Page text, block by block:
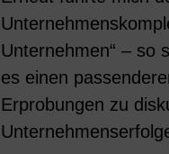
Unternehmen“ – so
es einen
Erprobungen zu